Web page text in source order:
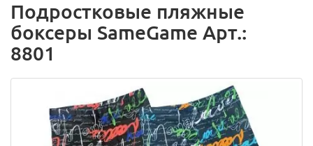
Подростковые пляжные
боксеры SameGame Арт.:
8801